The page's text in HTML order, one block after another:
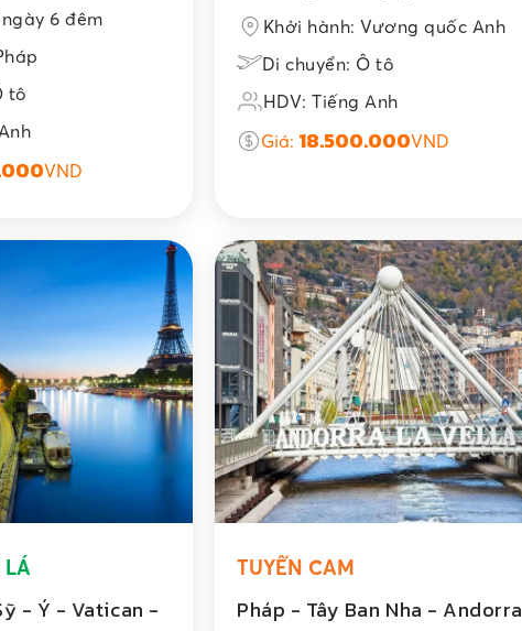
6 đêm
tô
VND
Khởi hành: Vương quốc Anh
Di chuyển: Ô tô
HDV: Tiếng Anh
Giá: 18.500.000VND
LÁ
- Ý - Vatican -
TUYẾN CAM
Pháp - Tây Ban Nha - Andorra